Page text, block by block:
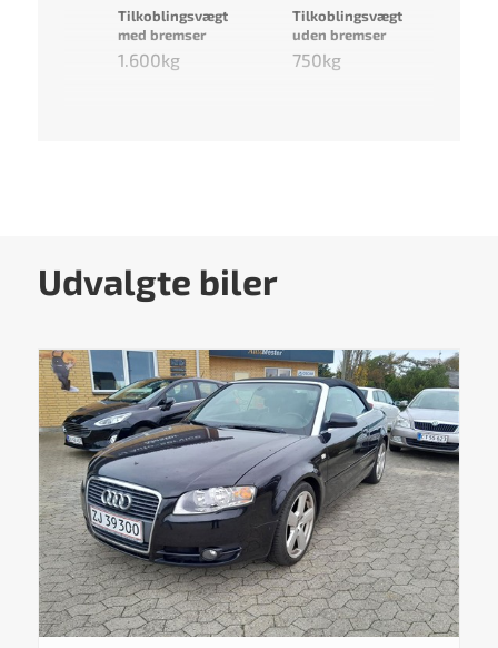
Tilkoblingsvægt
med bremser
1.600kg
Tilkoblingsvægt
uden bremser
750kg
Udvalgte biler